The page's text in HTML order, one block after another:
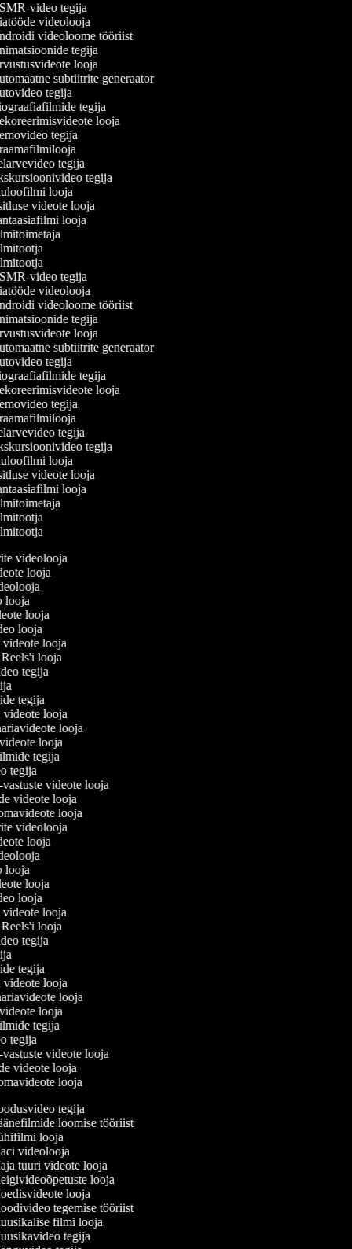
video tegija
videolooja
videoloome tööriist
tegija
looja
subtiitrite generaator
tegija
tegija
looja
tegija
tegija
tegija
looja
videote looja
looja
video tegija
videolooja
videoloome tööriist
tegija
looja
subtiitrite generaator
tegija
tegija
looja
tegija
tegija
tegija
looja
videote looja
looja
videolooja
looja
looja
looja
looja
videote looja
Reels'i looja
tegija
tegija
videote looja
looja
looja
tegija
tegija
vastuste videote looja
videote looja
looja
videolooja
looja
looja
looja
looja
videote looja
Reels'i looja
tegija
tegija
videote looja
looja
looja
tegija
tegija
vastuste videote looja
videote looja
looja
tegija
loomise tööriist
looja
videolooja
tuuri videote looja
looja
looja
tegemise tööriist
filmi looja
tegija